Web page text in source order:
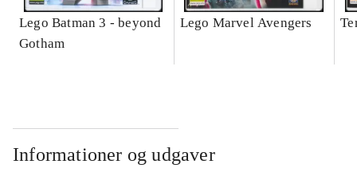
Lego Batman 3 - beyond
Gotham
Lego Marvel Avengers
Informationer og udgaver